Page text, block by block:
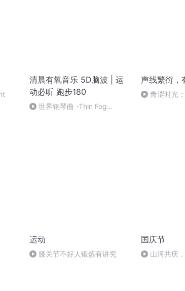
清晨有氧音乐 5D脑波 | 运
动必听 跑步180
世界钢琴曲 -Thin Fog
声线繁衍，
青涩时光
运动
膝关节不好人锻炼有讲究
国庆节
山河共庆